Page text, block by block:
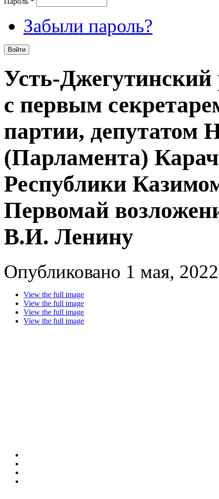
Забыли пароль?
Усть-
с первым
партии, депутатом
(Парламента)
Республики
Первомай
В.И. Ленину
Опубликовано 1 мая,
View the full image
View the full image
View the full image
View the full image